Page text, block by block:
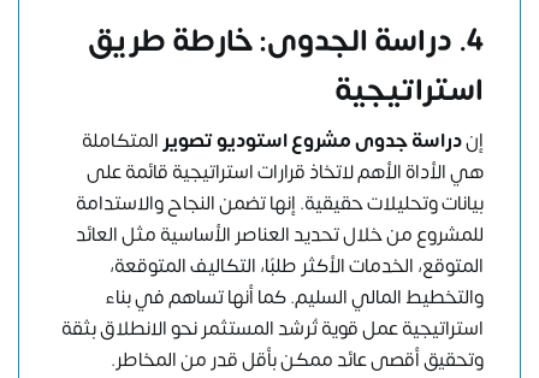
4. دراسة الجدوى: خارطة طريق
استراتيجية
إندراسة جدوى مشروع استوديو تصويرالمتكاملة
هي الأداة الأهم لاتخاذ قرارات استراتيجية قائمة على
بيانات وتحليلات حقيقية. إنها تضمن النجاح والاستدامة
للمشروع من خلال تحديد العناصر الأساسية مثل العائد
المتوقع، الخدمات الأكثر طلبًا، التكاليف المتوقعة،
والتخطيط المالي السليم. كما أنها تساهم في بناء
استراتيجية عمل قوية تُرشد المستثمر نحو الانطلاق بثقة
وتحقيق أقصى عائد ممكن بأقل قدر من المخاطر.